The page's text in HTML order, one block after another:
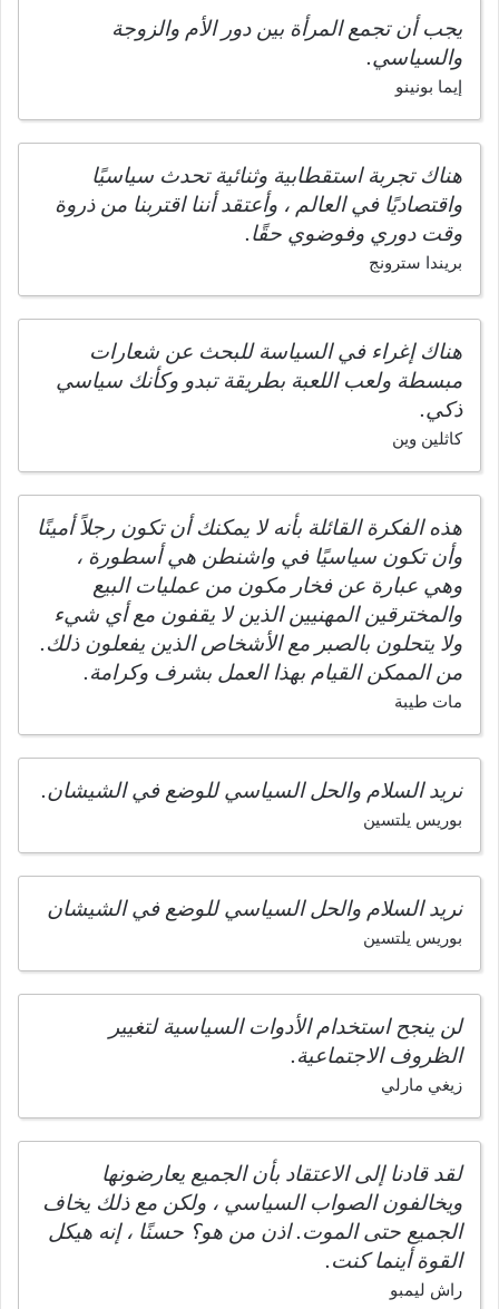
يجب أن تجمع المرأة بين دور الأم والزوجة
والسياسي.
إيما بونينو
هناك تجربة استقطابية وثنائية تحدث سياسيًا
واقتصاديًا في العالم ، وأعتقد أننا اقتربنا من ذروة
وقت دوري وفوضوي حقًا.
بريندا سترونج
هناك إغراء في السياسة للبحث عن شعارات
مبسطة ولعب اللعبة بطريقة تبدو وكأنك سياسي
ذكي.
كاثلين وين
هذه الفكرة القائلة بأنه لا يمكنك أن تكون رجلاً أمينًا
وأن تكون سياسيًا في واشنطن هي أسطورة ،
وهي عبارة عن فخار مكون من عمليات البيع
والمخترقين المهنيين الذين لا يقفون مع أي شيء
ولا يتحلون بالصبر مع الأشخاص الذين يفعلون ذلك.
من الممكن القيام بهذا العمل بشرف وكرامة.
مات طيبة
نريد السلام والحل السياسي للوضع في الشيشان.
بوريس يلتسين
نريد السلام والحل السياسي للوضع في الشيشان
بوريس يلتسين
لن ينجح استخدام الأدوات السياسية لتغيير
الظروف الاجتماعية.
زيغي مارلي
لقد قادنا إلى الاعتقاد بأن الجميع يعارضونها
ويخالفون الصواب السياسي ، ولكن مع ذلك يخاف
الجميع حتى الموت. اذن من هو؟ حسنًا ، إنه هيكل
القوة أينما كنت.
راش ليمبو